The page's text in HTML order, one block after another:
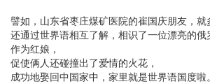
譬如，山东省枣庄煤矿医院的崔国庆朋友，就
还通过世界语相互了解，相识了一位漂亮的
作为红娘，
促使俩人还碰撞出了爱情的火花，
成功地娶回中国家中，家里就是世界语国度啦